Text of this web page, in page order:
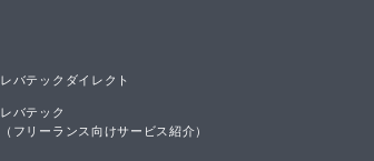
レバテックダイレクト
レバテック
（フリーランス向けサービス紹介）